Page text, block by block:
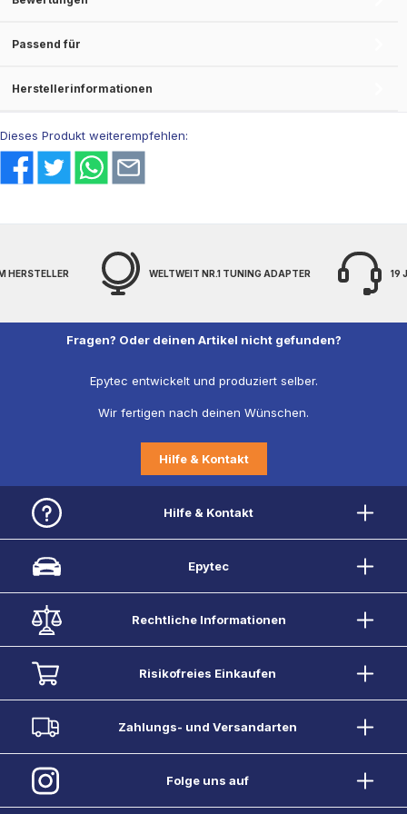
Passend für
Herstellerinformationen
Dieses Produkt weiterempfehlen:
WELTWEIT NR.1 TUNING ADAPTER 19 JAHRE
Fragen? Oder deinen Artikel nicht gefunden?
Epytec entwickelt und produziert selber.
Wir fertigen nach deinen Wünschen.
Hilfe & Kontakt
Hilfe & Kontakt
Epytec
Rechtliche Informationen
Risikofreies Einkaufen
Zahlungs- und Versandarten
Folge uns auf